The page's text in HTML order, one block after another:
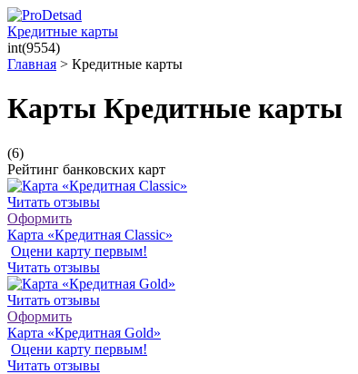
Кредитные карты
int(9554)
Главная > Кредитные карты
Карты Кредитные карты
(6)
Рейтинг банковских карт
Читать отзывы
Оформить
Карта «Кредитная Classic»
Оцени карту первым!
Читать отзывы
Читать отзывы
Оформить
Карта «Кредитная Gold»
Оцени карту первым!
Читать отзывы